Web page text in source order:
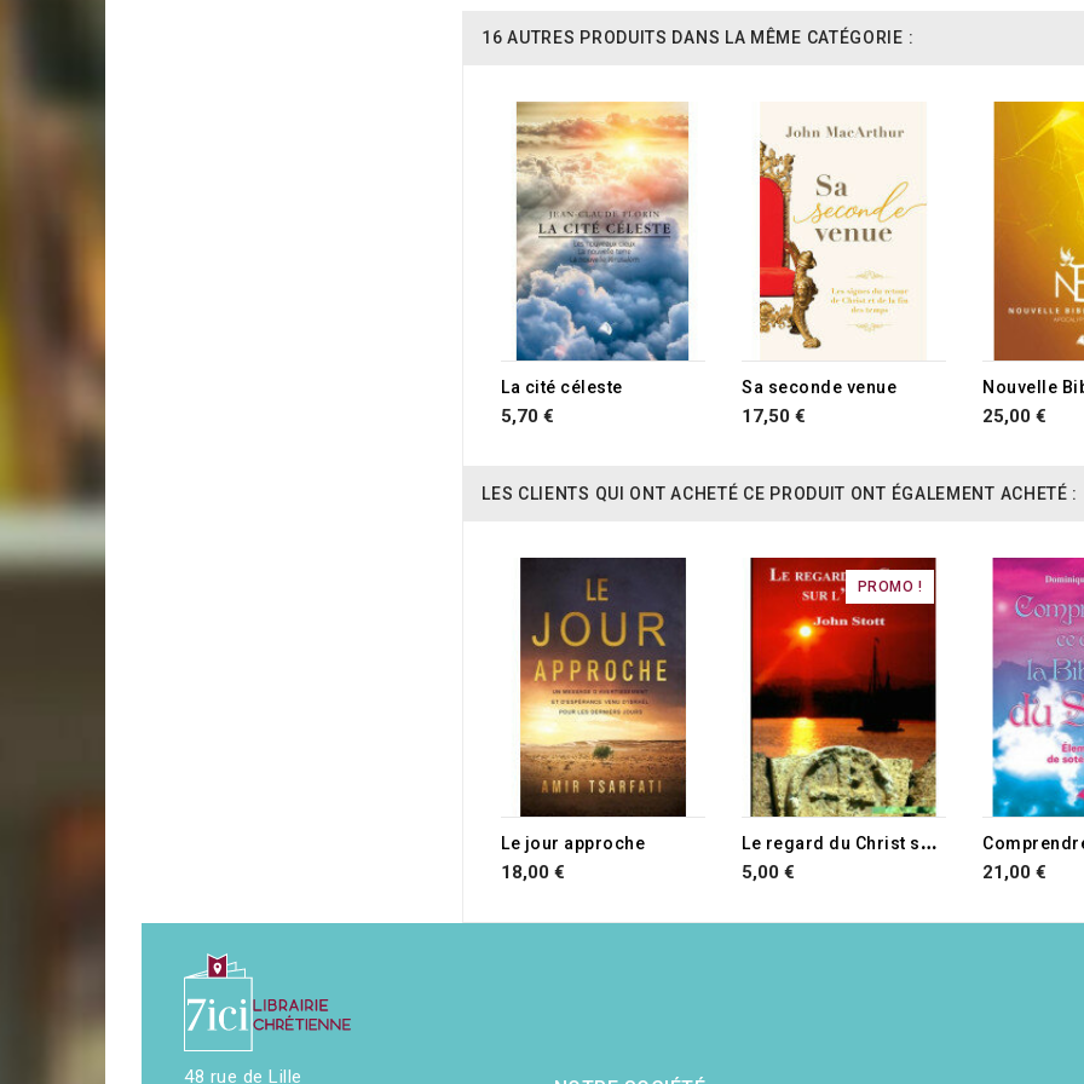
16 AUTRES PRODUITS DANS LA MÊME CATÉGORIE :
La cité céleste
5,70 €
Sa seconde venue
17,50 € 25,00 €
LES CLIENTS QUI ONT ACHETÉ CE PRODUIT ONT ÉGALEMENT ACHETÉ :
Le jour approche
18,00 €
PROMO !
L
e regard du Christ sur l'Église
5,00 €
RUPTURE
21,00 €
48 rue de Lille